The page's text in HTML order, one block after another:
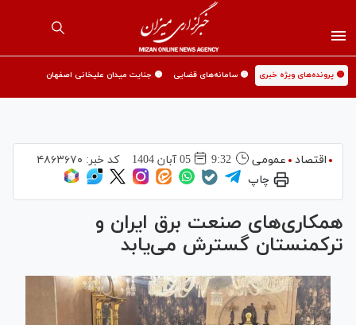
🟡 پرونده‌های ویژه خبری 🟡 سامانه‌های قضایی 🟡 جنایت میدان علیخانی اصفهان
اقتصاد عمومی 9:32 05 آبان 1404 کد خبر: ۴۸۶۳۶۷۰
چاپ
همکاری‌های صنعت برق ایران و
ترکمنستان گسترش می‌یابد